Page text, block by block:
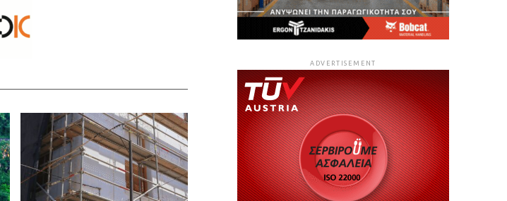
ADVERTISEMENT